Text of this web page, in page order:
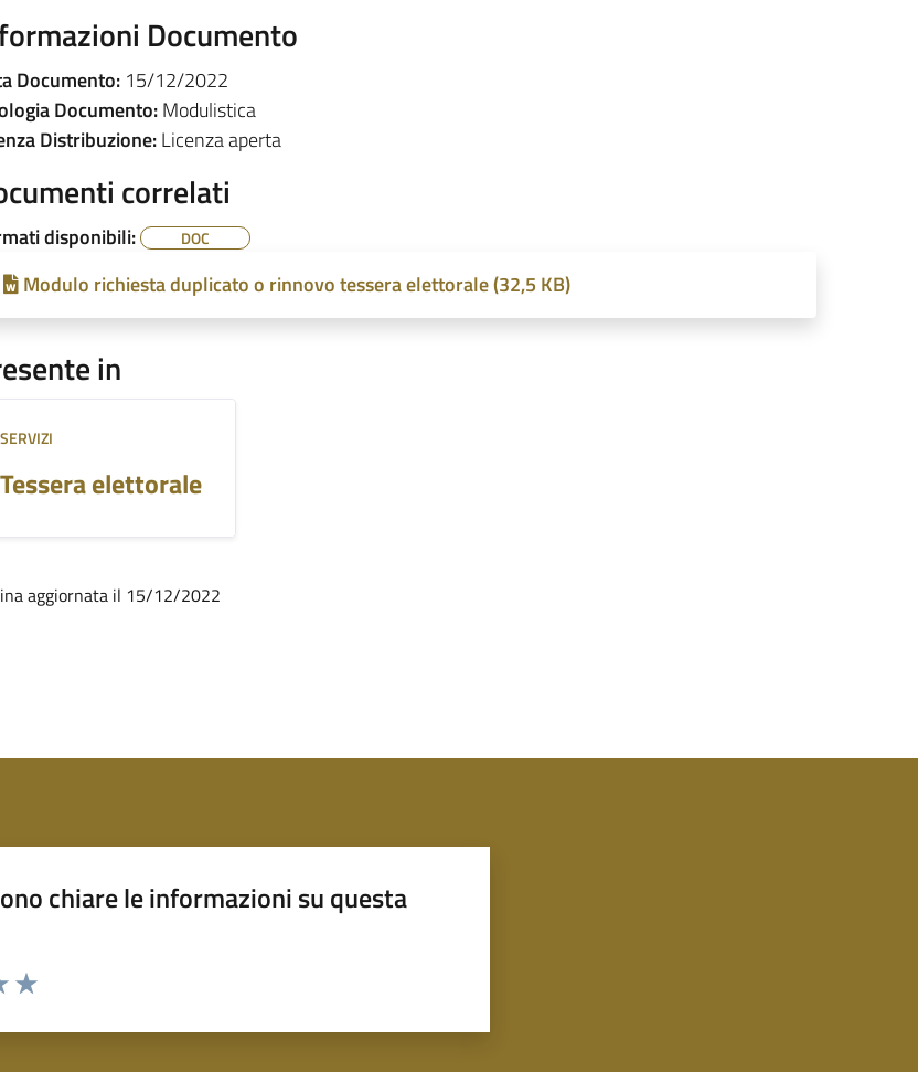
Documento
Documento:15/12/2022
Documento:Modulistica
Distribuzione:Licenza aperta
correlati
disponibili: DOC
Modulo richiesta duplicato o rinnovo tessera elettorale (32,5 KB)
in
SERVIZI
Tessera elettorale
aggiornata il 15/12/2022
chiare le informazioni su questa
la pagina